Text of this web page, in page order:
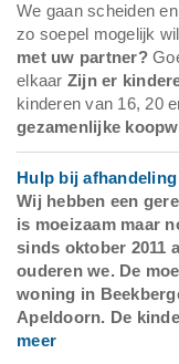
We gaan scheiden
zo soepel mogelijk
met uw partner?
elkaar Zijn er
kinderen van 16, 20
gezamenlijke
Hulp bij
Wij hebben een
is moeizaam maar
sinds oktober 2011
ouderen we. De
woning in
Apeldoorn. De
meer